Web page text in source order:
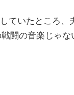
ていたところ
闘の音楽じゃ